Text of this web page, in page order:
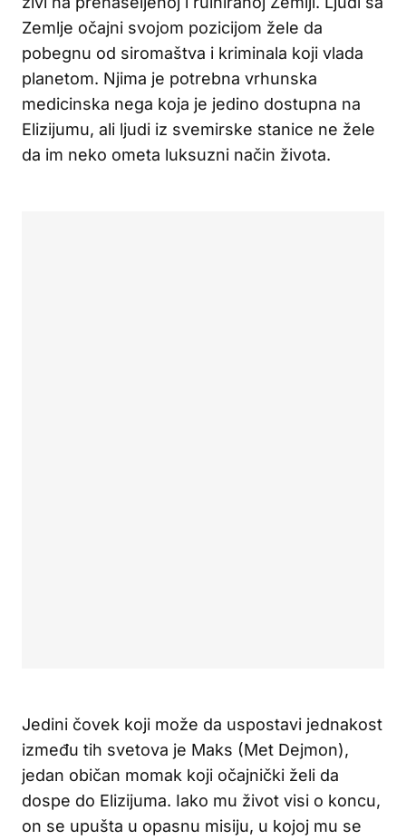
Zemlje očajni svojom pozicijom žele da
pobegnu od siromaštva i kriminala koji vlada
planetom. Njima je potrebna vrhunska
medicinska nega koja je jedino dostupna na
Elizijumu, ali ljudi iz svemirske stanice ne žele
da im neko ometa luksuzni način života.
Jedini čovek koji može da uspostavi jednakost
između tih svetova je Maks (Met Dejmon),
jedan običan momak koji očajnički želi da
dospe do Elizijuma. Iako mu život visi o koncu,
on se upušta u opasnu misiju, u kojoj mu se